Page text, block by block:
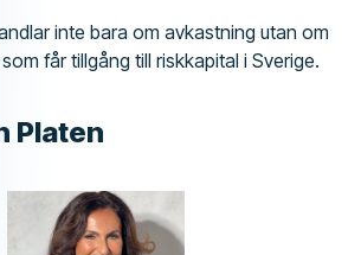
inte bara om avkastning utan om
får tillgång till riskkapital i Sverige.
Platen